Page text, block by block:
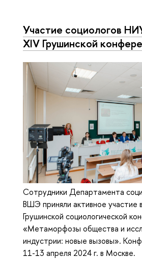
Участие социологов
XIV Грушинской
Сотрудники Департамента
ВШЭ приняли активное участие
Грушинской социологической
«Метаморфозы общества и
индустрии: новые вызовы».
11-13 апреля 2024 г. в Москве.